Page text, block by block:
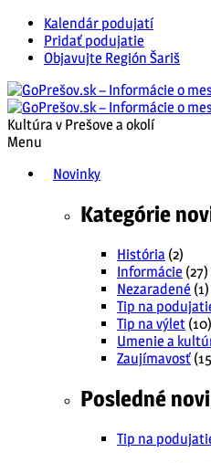
Kalendár podujatí
Pridať podujatie
Objavujte Región Šariš
Kultúra v Prešove a okolí
Menu
Novinky
Kategórie
História (2)
Informácie (27)
Nezaradené (1)
Tip na
Tip na výlet (10)
Umenie a
Zaujímavosť
Posledné
Tip na